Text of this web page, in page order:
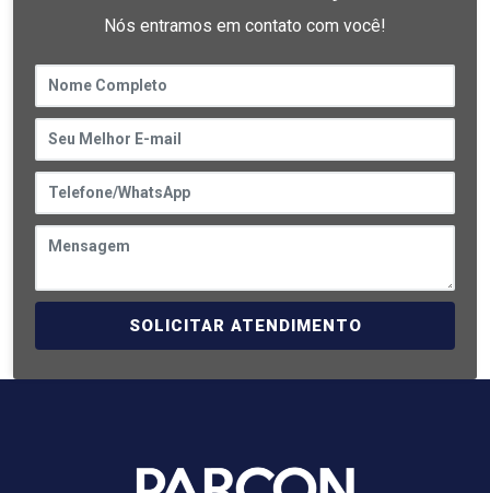
Nós entramos em contato com você!
SOLICITAR ATENDIMENTO